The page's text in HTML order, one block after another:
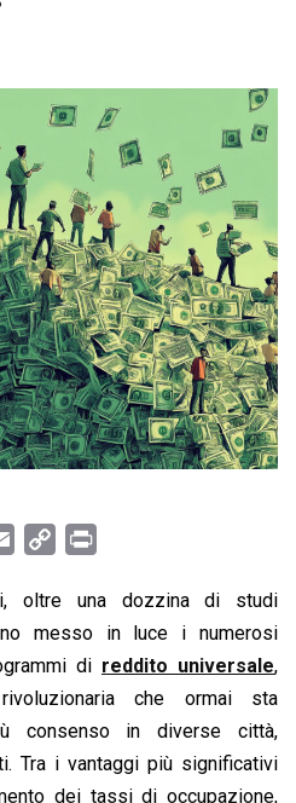
a
i
l
p
y
L
i
n
k
i
oltre una dozzina di studi
messo in luce i numerosi
di reddito universale,
che ormai sta
consenso in diverse città,
Tra i vantaggi più significativi
dei tassi di occupazione,